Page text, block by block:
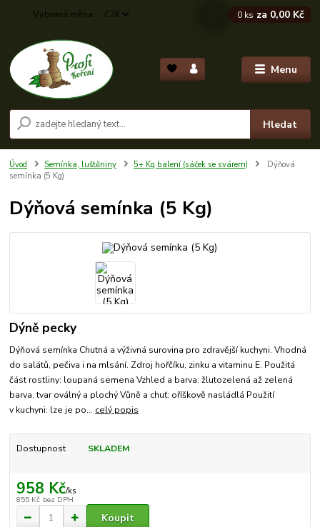
Menu
CZK
Hledat
0 ks za 0,00 Kč
Úvod Semínka, luštěniny 5+ Kg balení (sáček se svárem)
Dýňová
semínka (5 Kg)
Dýňová semínka (5 Kg)
Dýně pecky
Dýňová semínka Chutná a výživná surovina pro zdravější kuchyni. Vhodná
do salátů, pečiva i na mlsání. Zdroj hořčíku, zinku a vitaminu E. Použitá
část rostliny: loupaná semena Vzhled a barva: žlutozelená až zelená
barva, tvar oválný a plochý Vůně a chuť: oříškově nasládlá Použití
v kuchyni: lze je po... celý popis
Dostupnost SKLADEM
958 Kč/ks
855 Kč bez DPH
Koupit